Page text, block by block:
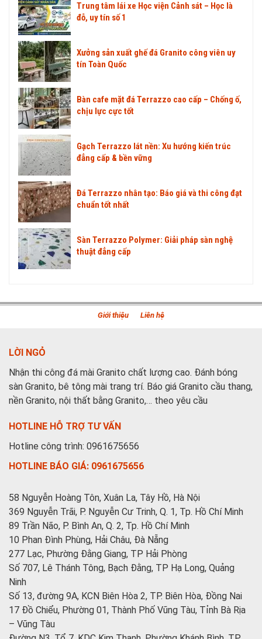
Trung tâm lái xe Học viện Cảnh sát – Học là
đỗ, uy tín số 1
Xưởng sản xuất ghế đá Granito công viên uy
tín Toàn Quốc
Bàn cafe mặt đá Terrazzo cao cấp – Chống ố,
chịu lực cực tốt
Gạch Terrazzo lát nền: Xu hướng kiến trúc
đẳng cấp & bền vững
Đá Terrazzo nhân tạo: Báo giá và thi công đạt
chuẩn tốt nhất
Sàn Terrazzo Polymer: Giải pháp sàn nghệ
thuật đẳng cấp
Giới thiệu Liên hệ
LỜI NGỎ
Nhận thi công đá mài Granito chất lượng cao. Đánh bóng
sàn Granito, bê tông mài trang trí. Báo giá Granito cầu thang,
nền Granito, nội thất bằng Granito,… theo yêu cầu
HOTLINE HỖ TRỢ TƯ VẤN
Hotline công trình: 0961675656
HOTLINE BÁO GIÁ: 0961675656
58 Nguyễn Hoàng Tôn, Xuân La, Tây Hồ, Hà Nội
369 Nguyễn Trãi, P. Nguyễn Cư Trinh, Q. 1, Tp. Hồ Chí Minh
89 Trần Não, P. Bình An, Q. 2, Tp. Hồ Chí Minh
10 Phan Đình Phùng, Hải Châu, Đà Nẵng
277 Lạc, Phường Đằng Giang, TP Hải Phòng
Số 707, Lê Thánh Tông, Bạch Đằng, TP Hạ Long, Quảng
Ninh
Số 13, đường 9A, KCN Biên Hòa 2, TP. Biên Hòa, Đồng Nai
17 Đồ Chiểu, Phường 01, Thành Phố Vũng Tàu, Tỉnh Bà Rịa
– Vũng Tàu